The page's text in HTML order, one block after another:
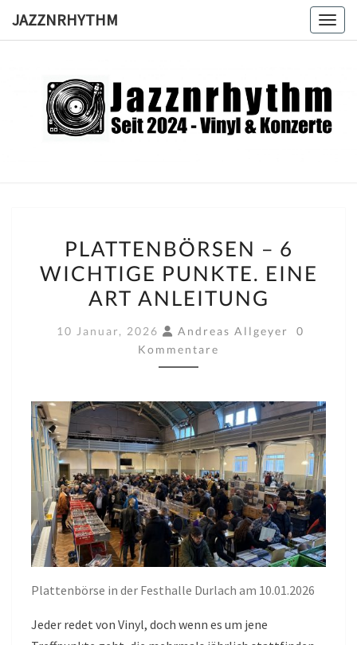
JAZZNRHYTHM
Seit
2024 –
–
6
WICHTIGE
EINE
PLATTENBÖRSEN – 6
WICHTIGE PUNKTE. EINE
ART ANLEITUNG
10 Januar, 2026 Andreas Allgeyer
0
Kommentare
Plattenbörse in der Festhalle Durlach am 10.01.2026
Jeder redet von Vinyl, doch wenn es um jene